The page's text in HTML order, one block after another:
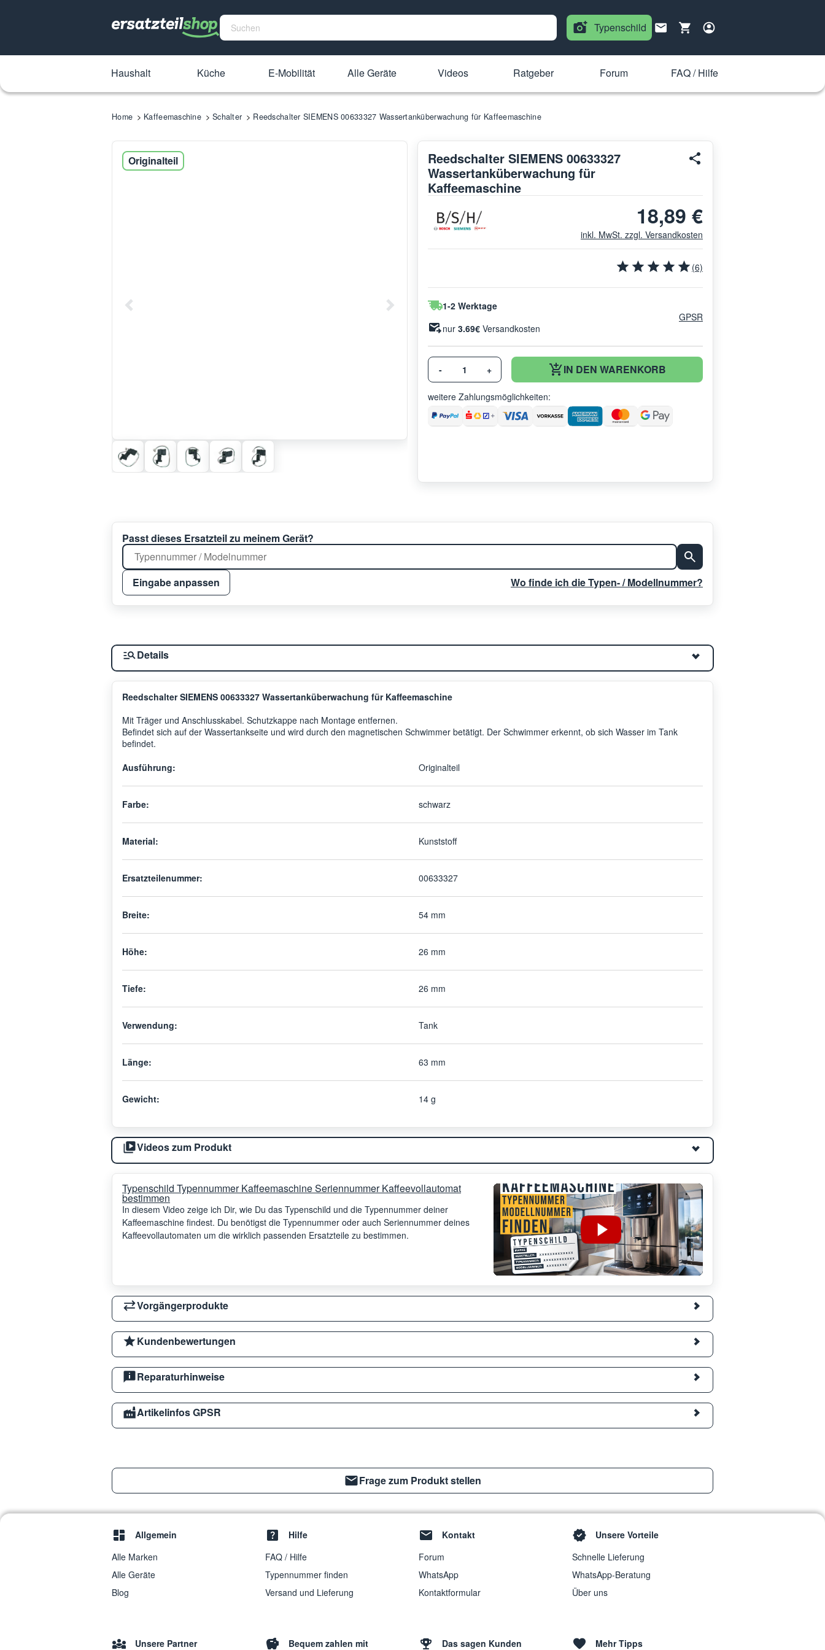
Typenschild
Haushalt Küche E-Mobilität Alle Geräte Videos Ratgeber Forum FAQ / Hilfe
Home Kaffeemaschine Schalter Reedschalter SIEMENS 00633327 Wassertanküberwachung für Kaffeemaschine
Originalteil
Reedschalter SIEMENS 00633327
Wassertanküberwachung für
Kaffeemaschine
18,89 €
inkl. MwSt. zzgl. Versandkosten
(6)
1-2 Werktage
nur 3.69€ Versandkosten
GPSR
- + IN DEN WARENKORB
weitere Zahlungsmöglichkeiten:
Passt dieses Ersatzteil zu meinem Gerät?
Eingabe anpassen Wo finde ich die Typen- / Modellnummer?
Details
Reedschalter SIEMENS 00633327 Wassertanküberwachung für Kaffeemaschine
Mit Träger und Anschlusskabel. Schutzkappe nach Montage entfernen.
Befindet sich auf der Wassertankseite und wird durch den magnetischen Schwimmer betätigt. Der Schwimmer erkennt, ob sich Wasser im Tank
befindet.
Ausführung:
Originalteil
Farbe: schwarz
Material: Kunststoff
Ersatzteilenummer: 00633327
Breite: 54 mm
Höhe: 26 mm
Tiefe: 26 mm
Verwendung: Tank
Länge: 63 mm
Gewicht: 14 g
Videos zum Produkt
Typenschild Typennummer Kaffeemaschine Seriennummer Kaffeevollautomat
bestimmen
In diesem Video zeige ich Dir, wie Du das Typenschild und die Typennummer deiner
Kaffeemaschine findest. Du benötigst die Typennummer oder auch Seriennummer deines
Kaffeevollautomaten um die wirklich passenden Ersatzteile zu bestimmen.
Vorgängerprodukte
Kundenbewertungen
Reparaturhinweise
Artikelinfos GPSR
Frage zum Produkt stellen
Allgemein
Alle Marken
Alle Geräte
Blog
Hilfe
FAQ / Hilfe
Typennummer finden
Versand und Lieferung
Kontakt
Forum
WhatsApp
Kontaktformular
Unsere Vorteile
Schnelle Lieferung
WhatsApp-Beratung
Über uns
Unsere Partner Bequem zahlen mit Das sagen Kunden Mehr Tipps